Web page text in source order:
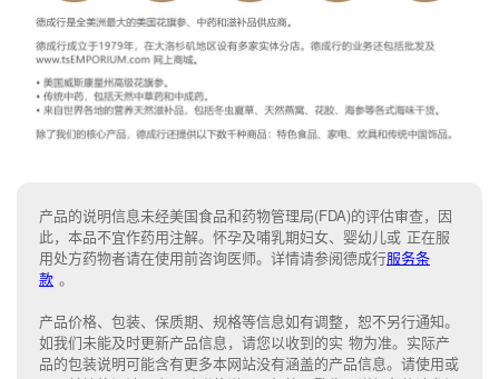
产品的说明信息未经美国食品和药物管理局(FDA)的评估审查，因
此，本品不宜作药用注解。怀孕及哺乳期妇女、婴幼儿或 正在服
用处方药物者请在使用前咨询医师。详情请参阅德成行服务条
款 。
产品价格、包装、保质期、规格等信息如有调整，恕不另行通知。
如我们未能及时更新产品信息， 请您以收到的实 物为准。 实际产
品的包装说明可能含有更多本网站没有涵盖的产品信息。请使用或